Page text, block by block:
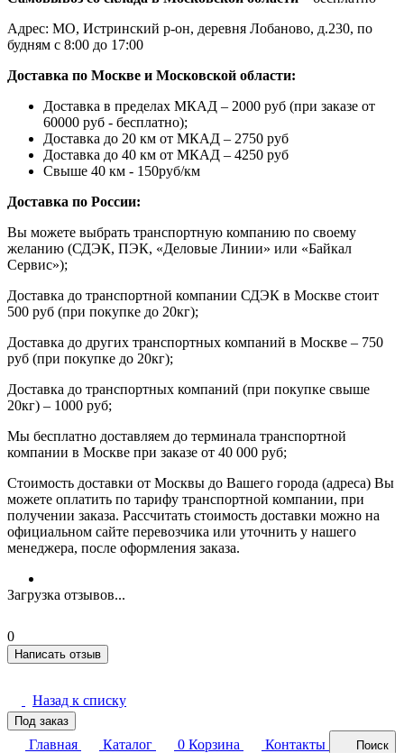
Адрес: МО, Истринский р-он, деревня Лобаново, д.230, по
будням с 8:00 до 17:00
Доставка по Москве и Московской области:
Доставка в пределах МКАД – 2000 руб (при заказе от
60000 руб - бесплатно);
Доставка до 20 км от МКАД – 2750 руб
Доставка до 40 км от МКАД – 4250 руб
Свыше 40 км - 150руб/км
Доставка по России:
Вы можете выбрать транспортную компанию по своему
желанию (СДЭК, ПЭК, «Деловые Линии» или «Байкал
Сервис»);
Доставка до транспортной компании СДЭК в Москве стоит
500 руб (при покупке до 20кг);
Доставка до других транспортных компаний в Москве – 750
руб (при покупке до 20кг);
Доставка до транспортных компаний (при покупке свыше
20кг) – 1000 руб;
Мы бесплатно доставляем до терминала транспортной
компании в Москве при заказе от 40 000 руб;
Стоимость доставки от Москвы до Вашего города (адреса) Вы
можете оплатить по тарифу транспортной компании, при
получении заказа. Рассчитать стоимость доставки можно на
официальном сайте перевозчика или уточнить у нашего
менеджера, после оформления заказа.
Загрузка отзывов...
0
Написать отзыв
Назад к списку
Под заказ
Главная Каталог 0 Корзина Контакты Поиск